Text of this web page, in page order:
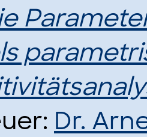
Dr.